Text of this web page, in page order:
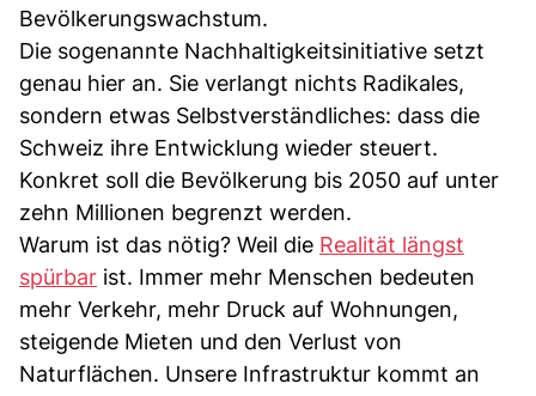
Bevölkerungswachstum.
Die sogenannte Nachhaltigkeitsinitiative setzt
genau hier an. Sie verlangt nichts Radikales,
sondern etwas Selbstverständliches: dass die
Schweiz ihre Entwicklung wieder steuert.
Konkret soll die Bevölkerung bis 2050 auf unter
zehn Millionen begrenzt werden.
Warum ist das nötig? Weil die Realität längst
spürbar ist. Immer mehr Menschen bedeuten
mehr Verkehr, mehr Druck auf Wohnungen,
steigende Mieten und den Verlust von
Naturflächen. Unsere Infrastruktur kommt an